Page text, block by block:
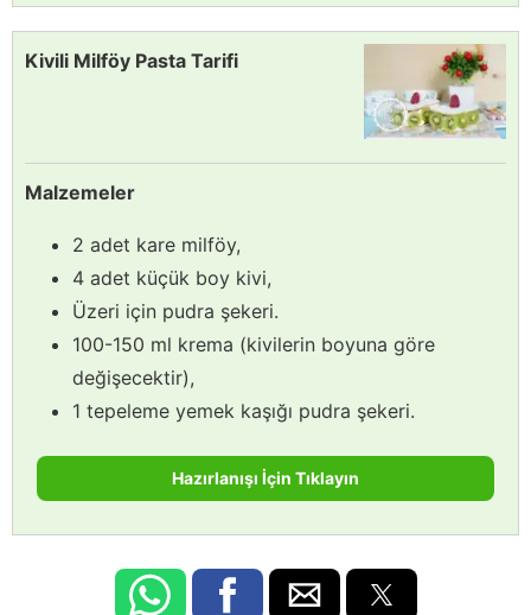
Kivili Milföy Pasta Tarifi
Malzemeler
2 adet kare milföy,
4 adet küçük boy kivi,
Üzeri için pudra şekeri.
100-150 ml krema (kivilerin boyuna göre
değişecektir),
1 tepeleme yemek kaşığı pudra şekeri.
Hazırlanışı İçin Tıklayın